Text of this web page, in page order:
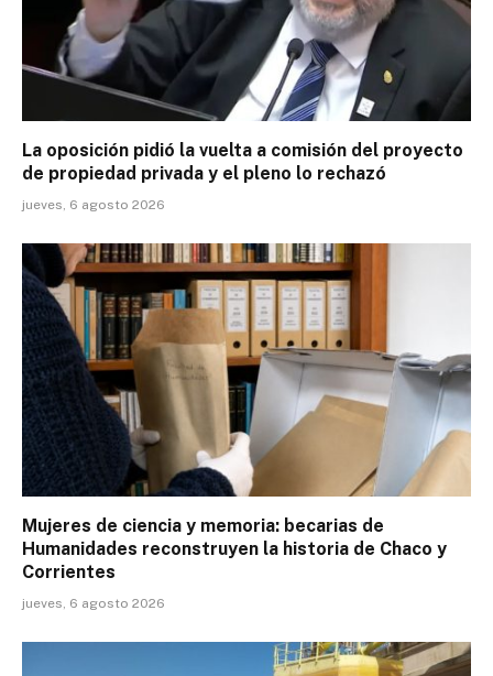
La oposición pidió la vuelta a comisión del proyecto
de propiedad privada y el pleno lo rechazó
jueves, 6 agosto 2026
Mujeres de ciencia y memoria: becarias de
Humanidades reconstruyen la historia de Chaco y
Corrientes
jueves, 6 agosto 2026